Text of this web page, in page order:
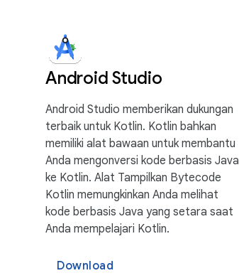
Android Studio
Android Studio memberikan dukungan
terbaik untuk Kotlin. Kotlin bahkan
memiliki alat bawaan untuk membantu
Anda mengonversi kode berbasis Java
ke Kotlin. Alat Tampilkan Bytecode
Kotlin memungkinkan Anda melihat
kode berbasis Java yang setara saat
Anda mempelajari Kotlin.
Download